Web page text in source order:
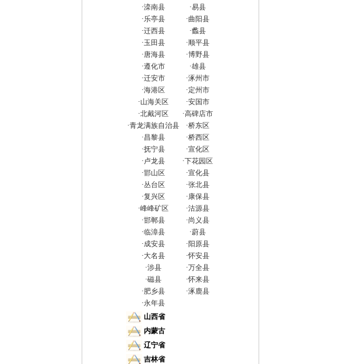
·滦南县 ·易县
·乐亭县 ·曲阳县
·迁西县 ·蠡县
·玉田县 ·顺平县
·唐海县 ·博野县
·遵化市 ·雄县
·迁安市 ·涿州市
·海港区 ·定州市
·山海关区 ·安国市
·北戴河区 ·高碑店市
·青龙满族自治县 ·桥东区
·昌黎县 ·桥西区
·抚宁县 ·宣化区
·卢龙县 ·下花园区
·邯山区 ·宣化县
·丛台区 ·张北县
·复兴区 ·康保县
·峰峰矿区 ·沽源县
·邯郸县 ·尚义县
·临漳县 ·蔚县
·成安县 · 阳原县
·大名县 ·怀安县
·涉县 ·万全县
·磁县 ·怀来县
·肥乡县 ·涿鹿县
·永年县
山西省
内蒙古
辽宁省
吉林省